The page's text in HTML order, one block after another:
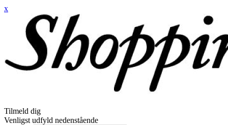
x
Tilmeld dig
Venligst udfyld nedenstående